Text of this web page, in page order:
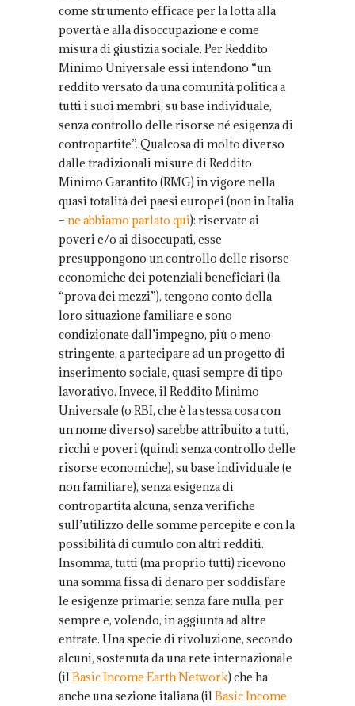
come strumento efficace per la lotta alla
povertà e alla disoccupazione e come
misura di giustizia sociale. Per Reddito
Minimo Universale essi intendono “un
reddito versato da una comunità politica a
tutti i suoi membri, su base individuale,
senza controllo delle risorse né esigenza di
contropartite”. Qualcosa di molto diverso
dalle tradizionali misure di Reddito
Minimo Garantito (RMG) in vigore nella
quasi totalità dei paesi europei (non in Italia
– ne abbiamo parlato qui): riservate ai
poveri e/o ai disoccupati, esse
presuppongono un controllo delle risorse
economiche dei potenziali beneficiari (la
“prova dei mezzi”), tengono conto della
loro situazione familiare e sono
condizionate dall’impegno, più o meno
stringente, a partecipare ad un progetto di
inserimento sociale, quasi sempre di tipo
lavorativo. Invece, il Reddito Minimo
Universale (o RBI, che è la stessa cosa con
un nome diverso) sarebbe attribuito a tutti,
ricchi e poveri (quindi senza controllo delle
risorse economiche), su base individuale (e
non familiare), senza esigenza di
contropartita alcuna, senza verifiche
sull’utilizzo delle somme percepite e con la
possibilità di cumulo con altri redditi.
Insomma, tutti (ma proprio tutti) ricevono
una somma fissa di denaro per soddisfare
le esigenze primarie: senza fare nulla, per
sempre e, volendo, in aggiunta ad altre
entrate. Una specie di rivoluzione, secondo
alcuni, sostenuta da una rete internazionale
(ilBasic Income Earth Network) che ha
anche una sezione italiana (ilBasic Income